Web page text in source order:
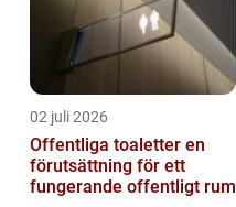
02 juli 2026
Offentliga toaletter en
förutsättning för ett
fungerande offentligt rum